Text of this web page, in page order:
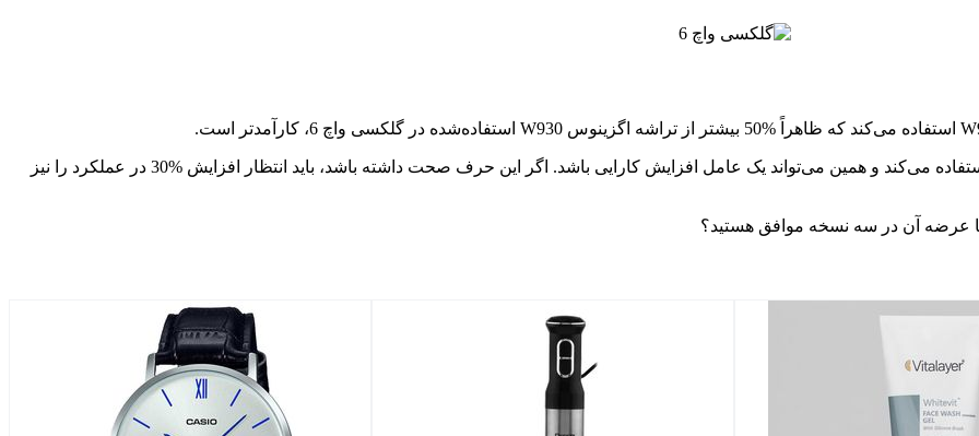
W940 احتمالاً اولین تراشه سامسونگ است که از فرآیند 3 نانومتری استفاده می‌کند و همین می‌تواند یک عامل افزایش کارایی باشد. اگر این حرف صحت داشته باشد، باید انتظار افزایش %30 در عملکرد را نیز
عرضه آن در سه نسخه موافق هستید؟